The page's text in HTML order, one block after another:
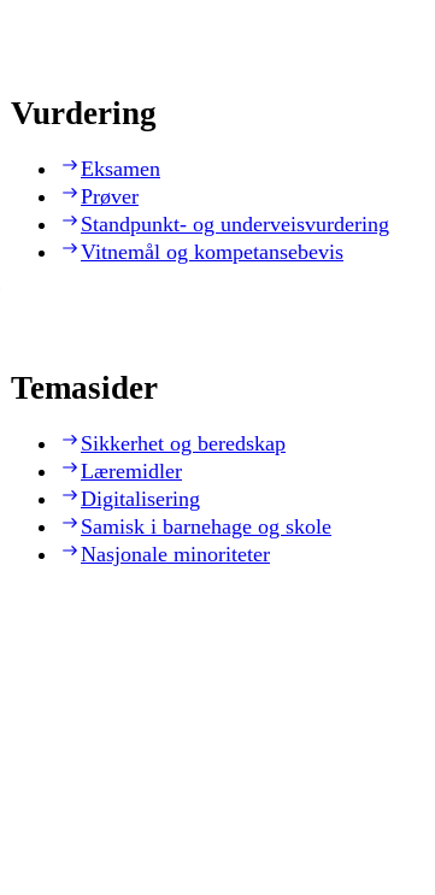
Vurdering
Eksamen
Prøver
Standpunkt- og underveisvurdering
Vitnemål og kompetansebevis
Temasider
Sikkerhet og beredskap
Læremidler
Digitalisering
Samisk i barnehage og skole
Nasjonale minoriteter